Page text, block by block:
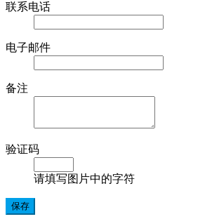
联系电话
电子邮件
备注
验证码
请填写图片中的字符